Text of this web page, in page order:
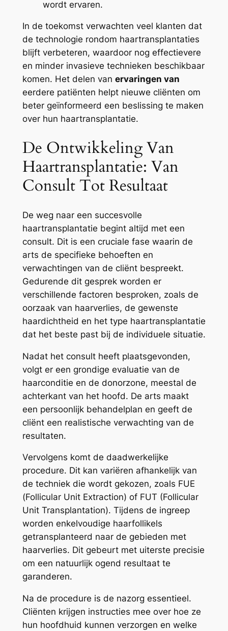
wordt ervaren.
In de toekomst verwachten veel klanten dat
de technologie rondom haartransplantaties
blijft verbeteren, waardoor nog effectievere
en minder invasieve technieken beschikbaar
komen. Het delen van ervaringen van
eerdere patiënten helpt nieuwe cliënten om
beter geïnformeerd een beslissing te maken
over hun haartransplantatie.
De Ontwikkeling Van
Haartransplantatie: Van
Consult Tot Resultaat
De weg naar een succesvolle
haartransplantatie begint altijd met een
consult. Dit is een cruciale fase waarin de
arts de specifieke behoeften en
verwachtingen van de cliënt bespreekt.
Gedurende dit gesprek worden er
verschillende factoren besproken, zoals de
oorzaak van haarverlies, de gewenste
haardichtheid en het type haartransplantatie
dat het beste past bij de individuele situatie.
Nadat het consult heeft plaatsgevonden,
volgt er een grondige evaluatie van de
haarconditie en de donorzone, meestal de
achterkant van het hoofd. De arts maakt
een persoonlijk behandelplan en geeft de
cliënt een realistische verwachting van de
resultaten.
Vervolgens komt de daadwerkelijke
procedure. Dit kan variëren afhankelijk van
de techniek die wordt gekozen, zoals FUE
(Follicular Unit Extraction) of FUT (Follicular
Unit Transplantation). Tijdens de ingreep
worden enkelvoudige haarfollikels
getransplanteerd naar de gebieden met
haarverlies. Dit gebeurt met uiterste precisie
om een natuurlijk ogend resultaat te
garanderen.
Na de procedure is de nazorg essentieel.
Cliënten krijgen instructies mee over hoe ze
hun hoofdhuid kunnen verzorgen en welke